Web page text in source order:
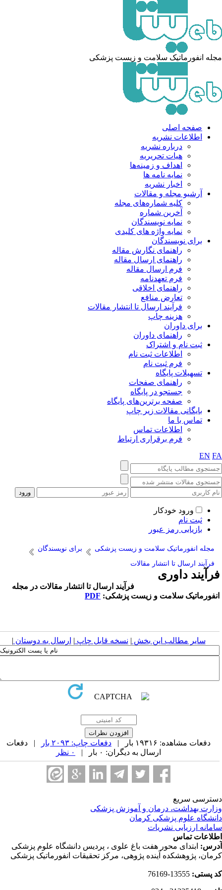
انفورماتیک سلامت و زیست پزشکی
صفحه اصلی
اطلاعات نشریه
درباره نشریه
هیات تحریریه
اهداف و زمینه‌ها
نمایه نامه ها
اخبار نشریه
آرشیو مجله و مقالات
کلیه شماره‌های مجله
آخرین شماره
نمایه نویسندگان
نمایه واژه های کلیدی
برای نویسندگان
راهنمای نگارش مقاله
راهنمای ارسال مقاله
فرم ارسال مقاله
فرم تعهدنامه
راهنمای اخلاقی
تعارض منافع
فرآیند ارسال تا انتشار مقالات
هزینه چاپ
برای داوران
راهنمای داوران
ثبت نام و اشتراک
اطلاعات ثبت نام
فرم ثبت نام
تسهیلات پایگاه
راهنمای صفحات
جستجو در پایگاه
صفحه برترین‌های پایگاه
بایگانی مقالات زیر چاپ
تماس با ما
اطلاعات تماس
فرم برقراری ارتباط
EN
ورود خودکار
ثبت نام
بازیابی رمز عبور
مجله انفورماتیک سلامت و زیست پزشکی
برای نویسندگان
فرآیند ارسال تا انتشار مقالات
داوری
ارسال تا انتشار مقالات در مجله
سلامت و زیست پزشکی:PDF
سایر مطالب این بخش | نسخه قابل چاپ| ارسال به دوستان|
دفعات مشاهده: ۱۹۳۱۶ بار | دفعات چاپ: ۲۰۹۳ بار
| دفعات
ارسال به دیگران: ۰ بار |
سریع
بهداشت، درمان و آموزش پزشکی
علوم پزشکی کرمان
ارزیابی نشریات
تماس
ابتدای محور هفت باغ علوی ، پردیس دانشگاه علوم پزشکی
پژوهشکده آینده پژوهی، مرکز تحقیقات انفورماتیک پزشکی
پستی: 13555-76169